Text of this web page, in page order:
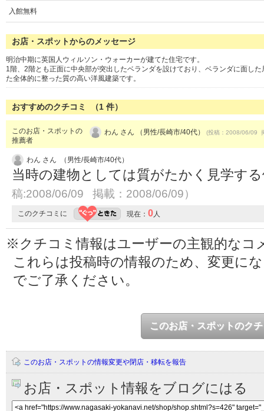
入館無料
お店・スポットからのメッセージ
明治中期に英国人ウィルソン・ウォーカーが建てた住宅です。
1階、2階とも正面に中央部が突出したベランダを設けており、ベランダに面し
た全体的に整った質の高い洋風建築です。
おすすめのクチコミ （1 件）
このお店・スポットの
推薦者
わん さん （男性/長崎市/40代） (投稿：2008/06/09
わん さん （男性/長崎市/40代）
当時の建物としては質がたかく見学す
稿:2008/06/09 掲載：2008/06/09）
このクチコミに 現在： 0人
※クチコミ情報はユーザーの主観的なコ
これらは投稿時の情報のため、変更に
でご了承ください。
このお店・スポットのク
このお店・スポットの情報変更や閉店・移転を報告
お店・スポット情報をブログにはる